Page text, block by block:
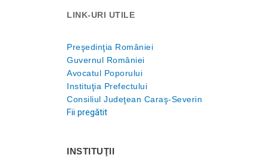
LINK-URI UTILE
Preşedinţia României
Guvernul României
Avocatul Poporului
Instituţia Prefectului
Consiliul Judeţean Caraş-Severin
Fii pregătit
INSTITUŢII